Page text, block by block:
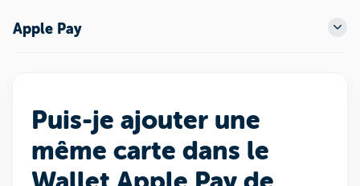
Apple Pay
Puis-je ajouter une
même carte dans le